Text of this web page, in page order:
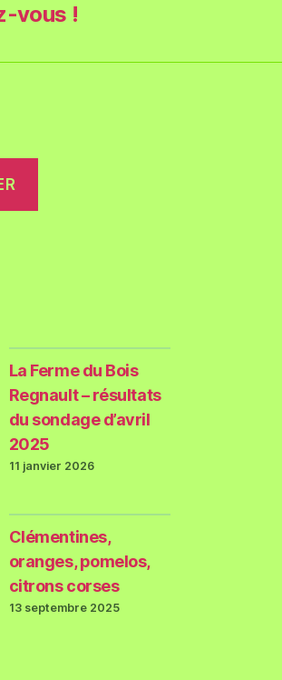
vous !
La Ferme du Bois
Regnault – résultats
du sondage d’avril
2025
11 janvier 2026
Clémentines,
oranges, pomelos,
citrons corses
13 septembre 2025